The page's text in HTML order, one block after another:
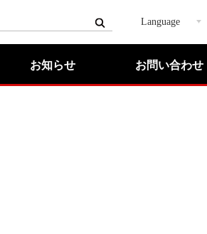
Language
お知らせ お問い合わせ